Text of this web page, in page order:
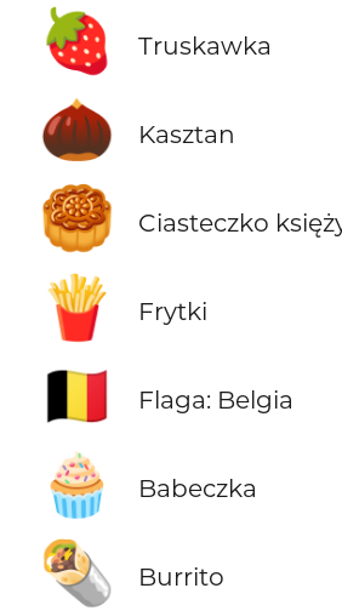
🍓 Truskawka
🌰 Kasztan
🥮 Ciasteczko
🍟 Frytki
🇧🇪 Flaga: Belgia
🧁 Babeczka
🌯 Burrito